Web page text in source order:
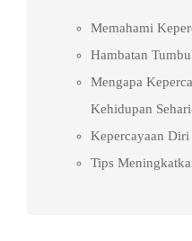
Memahami
Hambatan
Mengapa
Kehidupan
Kepercayaan
Tips